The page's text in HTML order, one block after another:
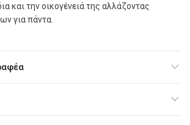
και την οικογένειά της αλλάζοντας
για πάντα.